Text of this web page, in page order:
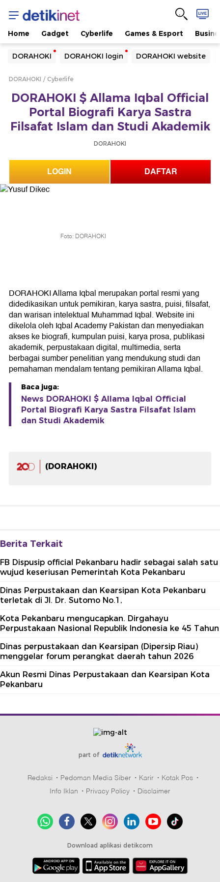
Home Gadget Cyberlife Games & Esport
DORAHOKI DORAHOKI login DORAHOKI website
Yang sedang ramai dicari
Loading...
Loading...
DORAHOKI Cyberlife
DORAHOKI $ Allama Iqbal Official
Portal Biografi Karya Sastra
Filsafat Islam dan Studi Akademik
DORAHOKI
LOGIN DAFTAR
Foto: DORAHOKI
DORAHOKI Allama Iqbal merupakan portal resmi yang
didedikasikan untuk pemikiran, karya sastra, puisi, filsafat,
dan warisan intelektual Muhammad Iqbal. Website ini
dikelola oleh Iqbal Academy Pakistan dan menyediakan
akses ke biografi, kumpulan puisi, karya prosa, publikasi
akademik, perpustakaan digital, multimedia, serta
berbagai sumber penelitian yang mendukung studi dan
pemahaman mendalam tentang pemikiran Allama Iqbal.
Baca juga:
News DORAHOKI $ Allama Iqbal Official
Portal Biografi Karya Sastra Filsafat Islam
dan Studi Akademik
(DORAHOKI)
Berita Terkait
FB Dispusip official Pekanbaru hadir sebagai salah satu
wujud keseriusan Pemerintah Kota Pekanbaru
Dinas Perpustakaan dan Kearsipan Kota Pekanbaru
terletak di Jl. Dr. Sutomo No.1,
Kota Pekanbaru mengucapkan. Dirgahayu
Perpustakaan Nasional Republik Indonesia ke 45 Tahun
Dinas perpustakaan dan Kearsipan (Dipersip Riau)
menggelar forum perangkat daerah tahun 2026
Akun Resmi Dinas Perpustakaan dan Kearsipan Kota
Pekanbaru
part of
Redaksi Pedoman Media Siber Karir
Kotak Pos
Info Iklan
Privacy Policy Disclaimer
Download aplikasi detikcom